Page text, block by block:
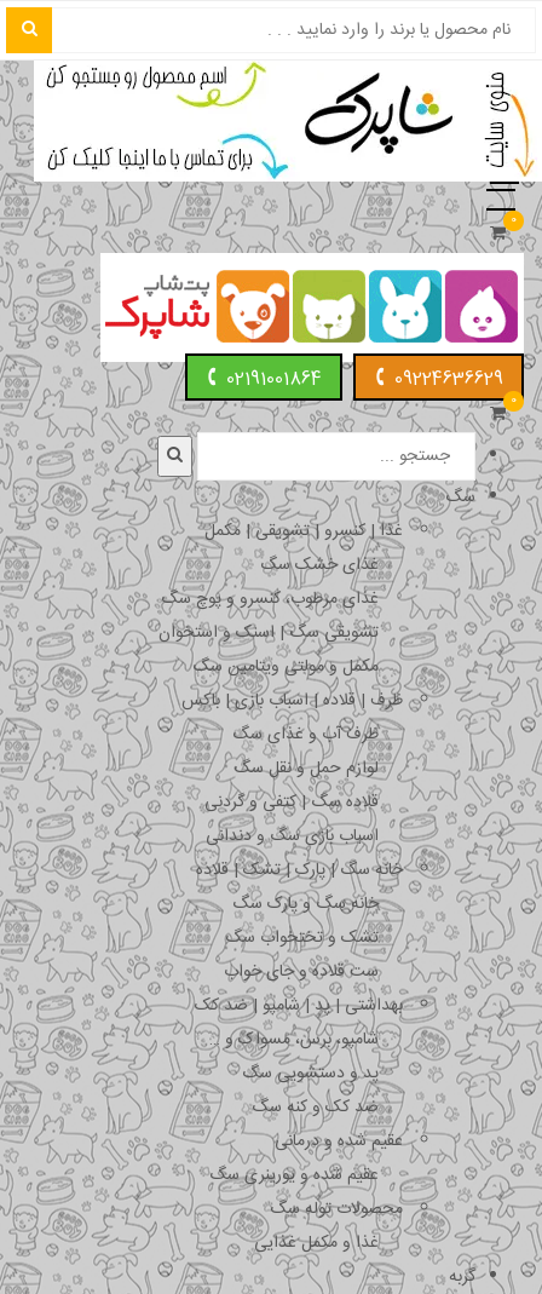
0
09224636629
02191001864
0
سگ
غذا | کنسرو | تشویقی | مکمل
غذای خشک سگ
غذای مرطوب، کنسرو و پوچ سگ
تشویقی سگ | اسنک و استخوان
مکمل و مولتی ویتامین سگ
ظرف | قلاده | اسباب بازی | باکس
ظرف آب و غذای سگ
لوازم حمل و نقل سگ
قلاده سگ | کتفی و گردنی
اسباب بازی سگ و دندانی
خانه سگ | پارک | تشک | قلاده
خانه سگ و پارک سگ
تشک و تختخواب سگ
ست قلاده و جای خواب
بهداشتی | پد | شامپو | ضد کک
شامپو، برس، مسواک و …
پد و دستشویی سگ
ضد کک و کنه سگ
عقیم شده و درمانی
عقیم شده و یورینری سگ
محصولات توله سگ
غذا و مکمل غذایی
گربه